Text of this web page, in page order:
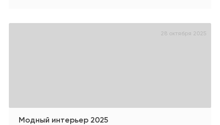
28 октября 2025
Модный интерьер 2025